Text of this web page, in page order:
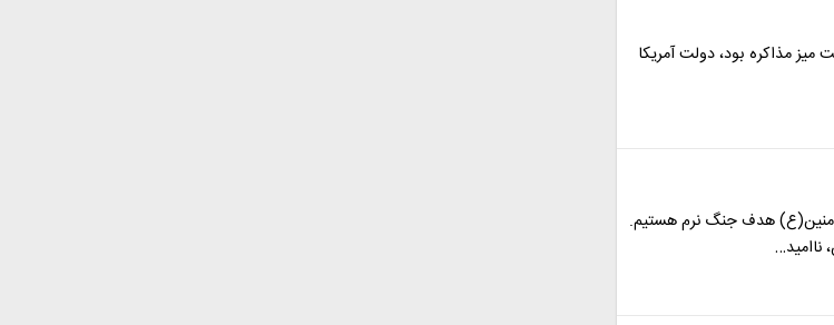
مذاکره بود، دولت آمریکا
هدف جنگ نرم هستیم.
ناامید…